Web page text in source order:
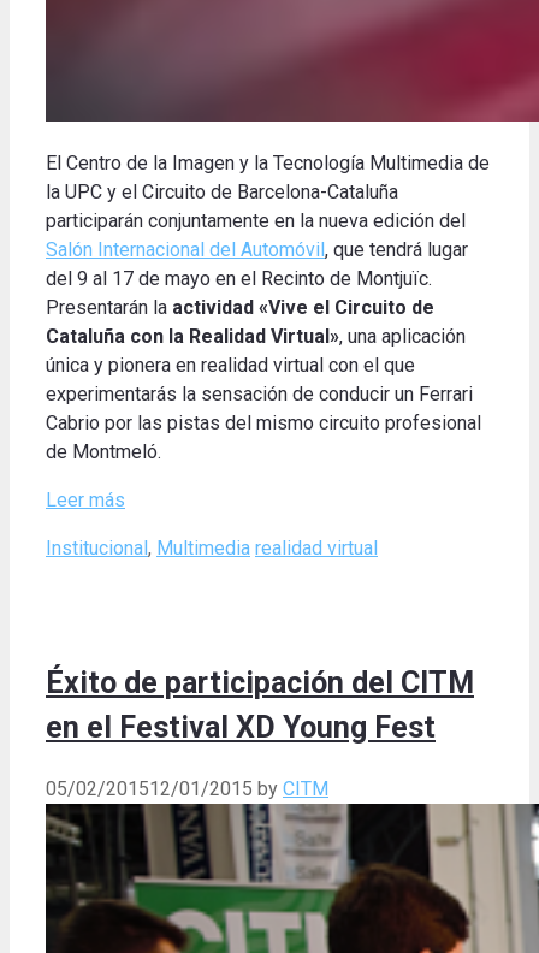
El Centro de la Imagen y la Tecnología Multimedia de
la UPC y el Circuito de Barcelona-Cataluña
participarán conjuntamente en la nueva edición del
Salón Internacional del Automóvil , que tendrá lugar
del 9 al 17 de mayo en el Recinto de Montjuïc.
Presentarán la actividad «Vive el Circuito de
Cataluña con la Realidad Virtual», una aplicación
única y pionera en realidad virtual con el que
experimentarás la sensación de conducir un Ferrari
Cabrio por las pistas del mismo circuito profesional
de Montmeló.
Leer más
Categories
Institucional , Multimedia Tags
realidad virtual
Éxito de participación del CITM
en el Festival XD Young Fest
05/02/201512/01/2015 by CITM